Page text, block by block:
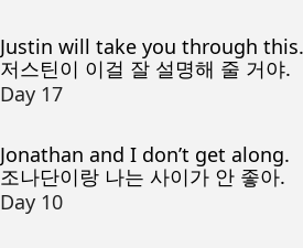
Justin will take you through this.
저스틴이 이걸 잘 설명해 줄 거야.
Day 17
Jonathan and I don’t get along.
조나단이랑 나는 사이가 안 좋아.
Day 10